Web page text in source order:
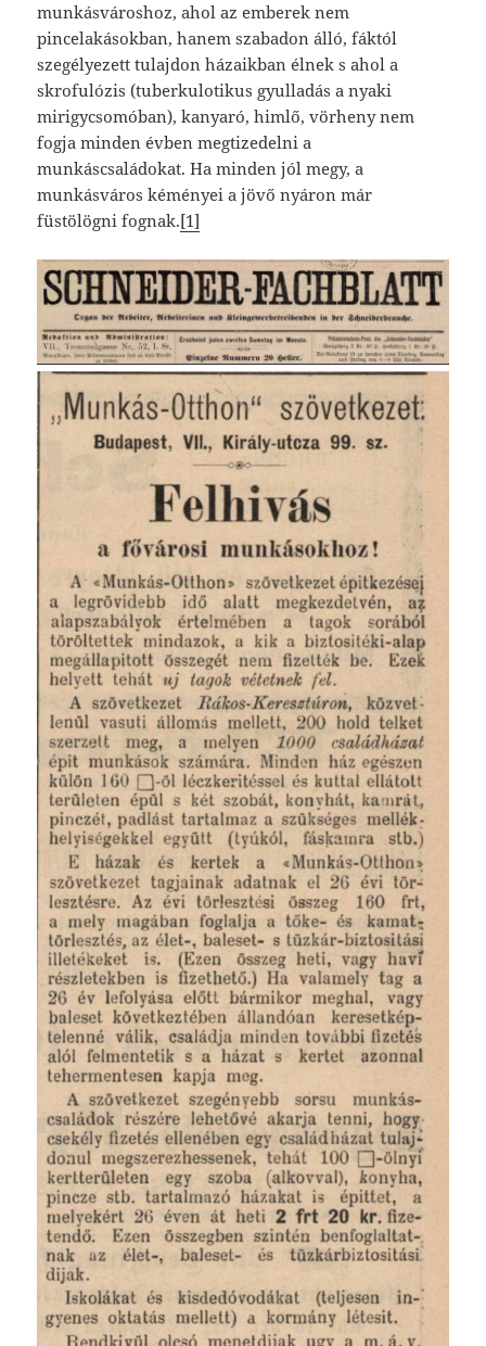
munkásvároshoz, ahol az emberek nem
pincelakásokban, hanem szabadon álló, fáktól
szegélyezett tulajdon házaikban élnek s ahol a
skrofulózis (tuberkulotikus gyulladás a nyaki
mirigycsomóban), kanyaró, himlő, vörheny nem
fogja minden évben megtizedelni a
munkáscsaládokat. Ha minden jól megy, a
munkásváros kéményei a jövő nyáron már
füstölögni fognak.[1]